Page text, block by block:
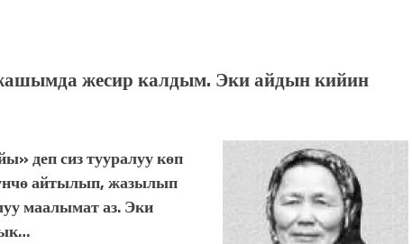
жесир калдым. Эки айдын кийин
деп сиз тууралуу көп
айтылып, жазылып
маалымат аз. Эки